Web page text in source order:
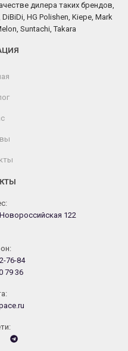
дилера таких брендов,
DiBiDi, HG Polishen, Kiepe, Mark
Suntachi, Takara
122
76-84
79 36